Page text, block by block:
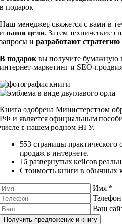
в подарок
Наш менеджер свяжется с вами в
и ваши цели. Затем технические
запросы и разработают
В подарок вы получите бумажную
интернет-маркетинг и SEO-
Книга одобрена Министерством
РФ и является официальным
числе в нашем родном НГУ.
553 страницы
продаж в интернете.
16 развернутых кейсов
Стоимость книги в
Имя *
Телефон
Ваш
Получить предложение и книгу